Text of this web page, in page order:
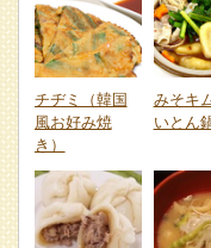
チヂミ（韓国
風お好み焼
き）
みそキ
いとん